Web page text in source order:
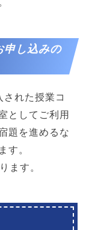
申し込みの
れた授業コ
としてご利用
題を進めるな
す。
ます。